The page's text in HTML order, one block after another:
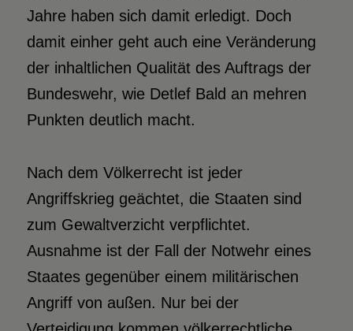
Jahre haben sich damit erledigt. Doch
damit einher geht auch eine Veränderung
der inhaltlichen Qualität des Auftrags der
Bundeswehr, wie Detlef Bald an mehren
Punkten deutlich macht.
Nach dem Völkerrecht ist jeder
Angriffskrieg geächtet, die Staaten sind
zum Gewaltverzicht verpflichtet.
Ausnahme ist der Fall der Notwehr eines
Staates gegenüber einem militärischen
Angriff von außen. Nur bei der